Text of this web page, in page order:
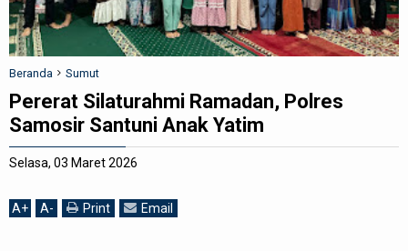
Beranda Sumut
Pererat Silaturahmi Ramadan, Polres
Samosir Santuni Anak Yatim
Selasa, 03 Maret 2026
A+ A- Print Email
REDAKSI